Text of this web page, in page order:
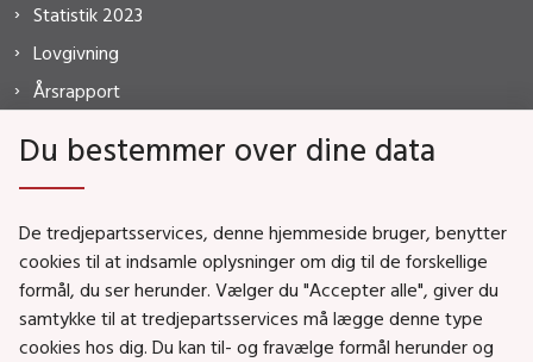
Statistik 2023
Lovgivning
Årsrapport
MISTANKE?
HOTLINE
7020 2550
Du bestemmer over dine data
De tredjepartsservices, denne hjemmeside bruger, benytter
cookies til at indsamle oplysninger om dig til de forskellige
formål, du ser herunder. Vælger du "Accepter alle", giver du
samtykke til at tredjepartsservices må lægge denne type
cookies hos dig. Du kan til- og fravælge formål herunder og